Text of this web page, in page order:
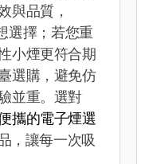
與品質，
選擇；若您重
小煙更符合期
選購，避免仿
並重。選對
攜的電子煙選
，讓每一次吸